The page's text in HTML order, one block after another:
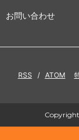
お問い合わせ
RSS / ATOM